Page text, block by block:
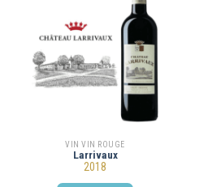
VIN VIN ROUGE
Larrivaux
2018